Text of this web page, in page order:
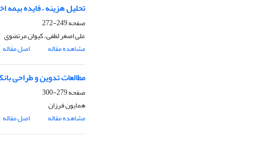
تحلیل هزینه – فایده بیمه
صفحه249-272
علی اصغر لطفی، کیوان مرتضوی
مشاهده مقاله
اصل مقاله
مطالعات تدوین و طراحی
صفحه279-300
همایون فرزان
مشاهده مقاله
اصل مقاله